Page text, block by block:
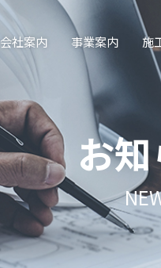
会社案内 事業案内 施
お